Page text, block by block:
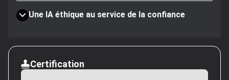
Une IA éthique au service de la confiance
Certification